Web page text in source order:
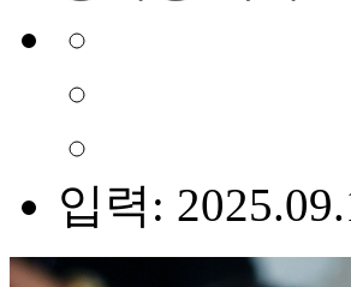
입력: